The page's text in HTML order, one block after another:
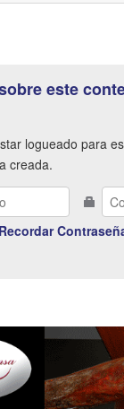
este
logueado para
creada.
Recordar